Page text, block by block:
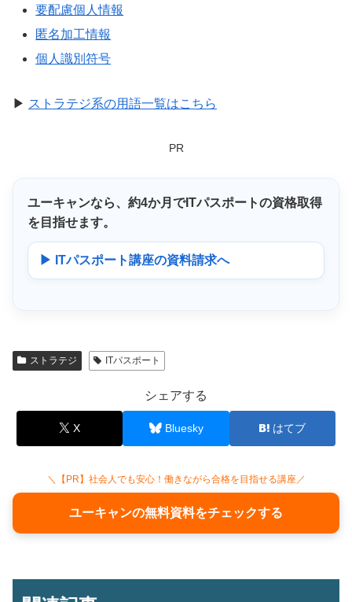
要配慮個人情報
匿名加工情報
個人識別符号
▶ ストラテジ系の用語一覧はこちら
PR
ユーキャンなら、 約4か月 でITパスポートの資格取得
を目指せます。
▶ ITパスポート講座の資料請求へ
ストラテジ ITパスポート
シェアする
X Bluesky はてブ
＼【PR】社会人でも安心！働きながら合格を目指せる講座／
ユーキャンの無料資料をチェックする